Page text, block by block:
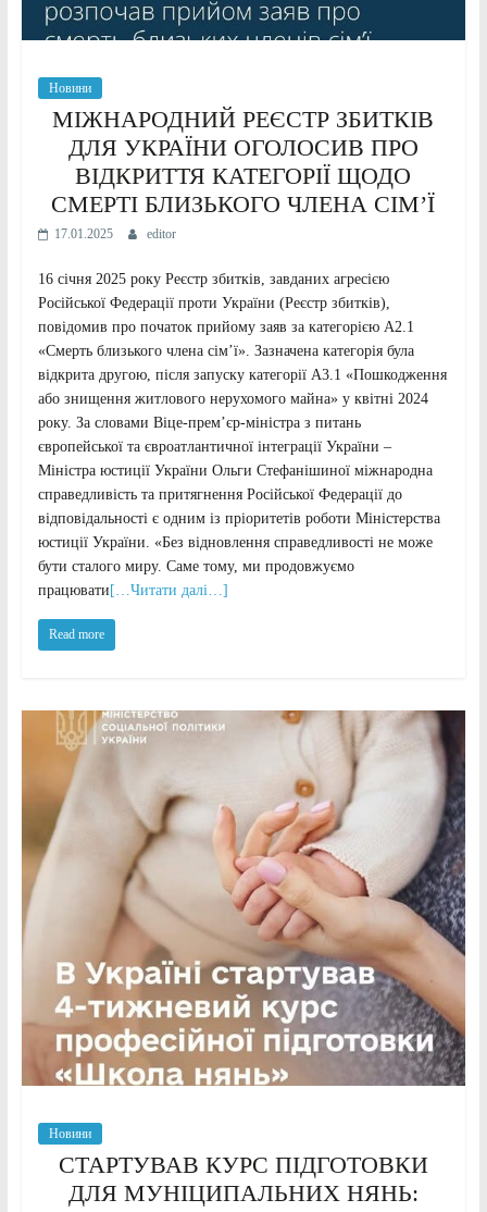
Новини
МІЖНАРОДНИЙ РЕЄСТР ЗБИТКІВ
ДЛЯ УКРАЇНИ ОГОЛОСИВ ПРО
ВІДКРИТТЯ КАТЕГОРІЇ ЩОДО
СМЕРТІ БЛИЗЬКОГО ЧЛЕНА СІМ’Ї
17.01.2025 editor
16 січня 2025 року Реєстр збитків, завданих агресією
Російської Федерації проти України (Реєстр збитків),
повідомив про початок прийому заяв за категорією А2.1
«Смерть близького члена сім’ї». Зазначена категорія була
відкрита другою, після запуску категорії А3.1 «Пошкодження
або знищення житлового нерухомого майна» у квітні 2024
року. За словами Віце-прем’єр-міністра з питань
європейської та євроатлантичної інтеграції України –
Міністра юстиції України Ольги Стефанішиної міжнародна
справедливість та притягнення Російської Федерації до
відповідальності є одним із пріоритетів роботи Міністерства
юстиції України. «Без відновлення справедливості не може
бути сталого миру. Саме тому, ми продовжуємо
працювати […Читати далі…]
Read more
Новини
СТАРТУВАВ КУРС ПІДГОТОВКИ
ДЛЯ МУНІЦИПАЛЬНИХ НЯНЬ: